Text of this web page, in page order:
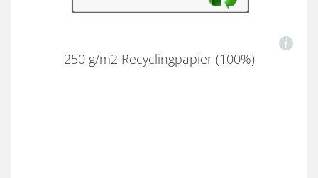
250 g/m2 Recyclingpapier (100%)